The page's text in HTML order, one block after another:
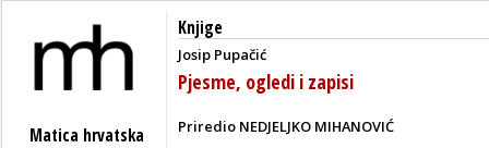
Matica hrvatska
Knjige
Josip Pupačić
Pjesme, ogledi i zapisi
Priredio NEDJELJKO MIHANOVIĆ